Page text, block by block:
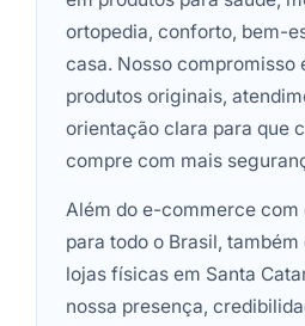
ortopedia, conforto, bem-
casa. Nosso compromisso
produtos originais,
orientação clara para que
compre com mais
Além do e-commerce com
para todo o Brasil,
lojas físicas em Santa
nossa presença,